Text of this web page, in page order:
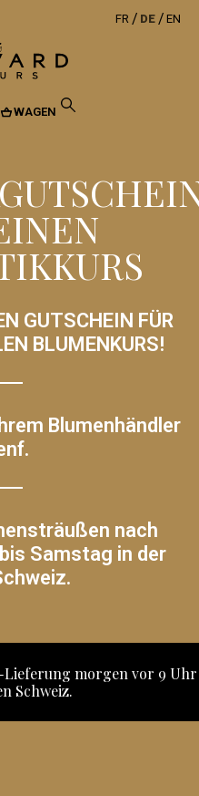
FR DE EN
WAGEN
GUTSCHEIN FÜR
BLUMENKURS!
Blumenhändler
nach
Samstag in der
Lieferung morgen vor 9 Uhr
Schweiz.